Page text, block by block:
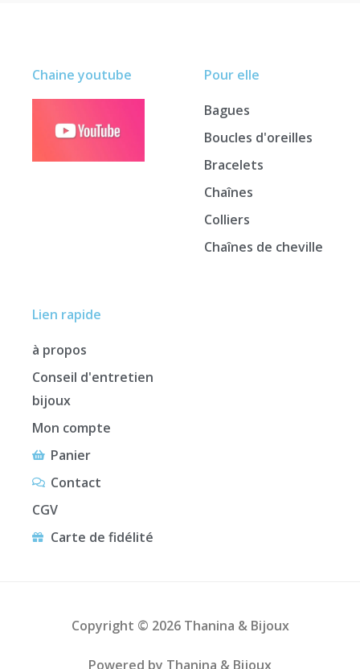
Lien rapide
à propos
Conseil d'entretien
bijoux
Mon compte
Panier
Contact
CGV
Carte de fidélité
Pour elle
Bagues
Boucles d'oreilles
Bracelets
Chaînes
Colliers
Chaînes de cheville
Chaine youtube
Copyright © 2026 Thanina & Bijoux
Powered by Thanina & Bijoux